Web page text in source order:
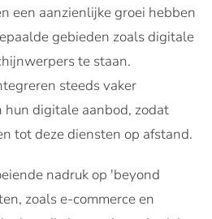
een aanzienlijke groei hebben
gebieden zoals digitale
te staan.
steeds vaker
hun digitale aanbod, zodat
tot deze diensten op afstand.
nadruk op 'beyond
zoals e-commerce en